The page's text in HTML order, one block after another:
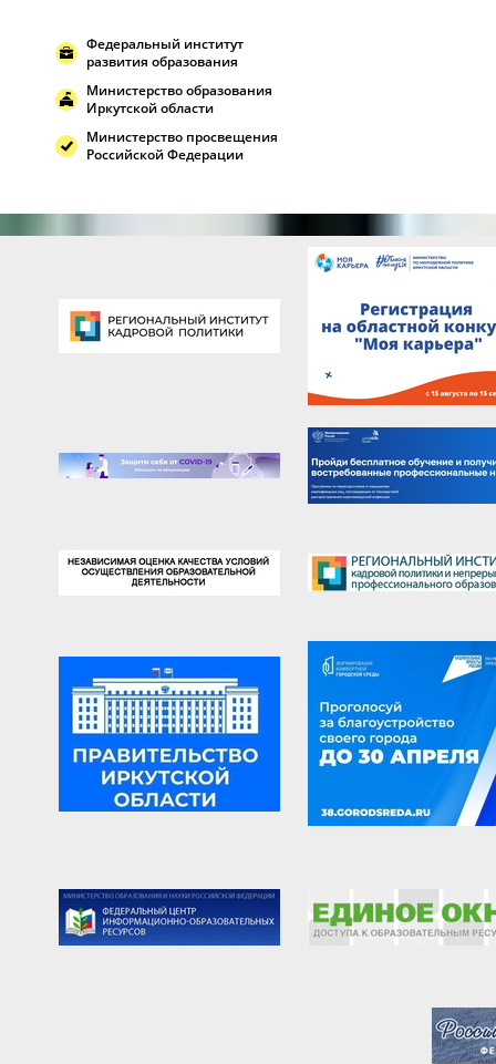
Федеральный институт
развития образования
Министерство образования
Иркутской области
Министерство просвещения
Российской Федерации